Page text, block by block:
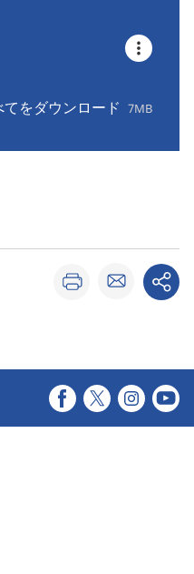
てをダウンロード 7MB